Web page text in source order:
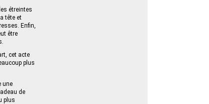
étreintes
tête et
Enfin,
être
cet acte
plus
une
de
plus